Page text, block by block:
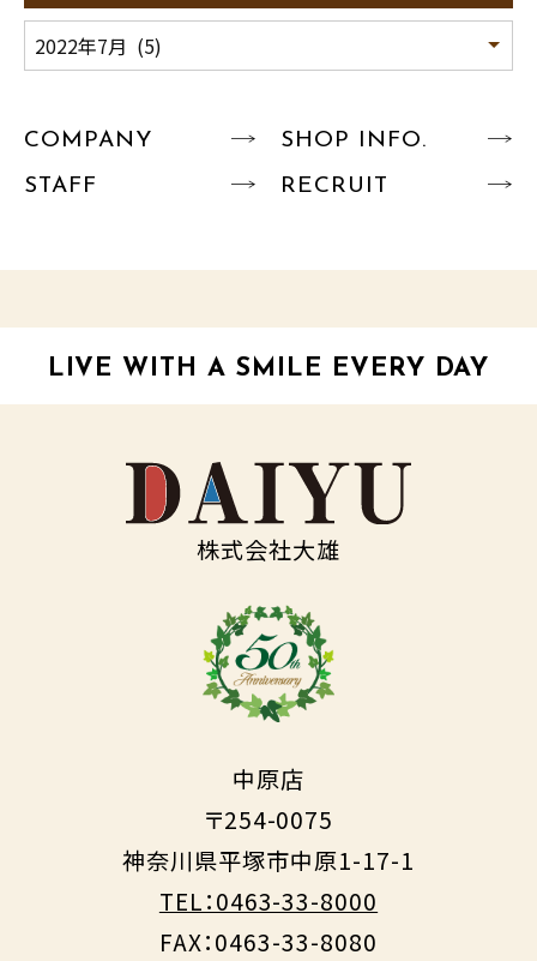
COMPANY
SHOP INFO.
STAFF
RECRUIT
LIVE WITH A SMILE EVERY DAY
株式会社大雄
中原店
〒254-0075
神奈川県平塚市中原1-17-1
TEL：0463-33-8000
FAX：0463-33-8080